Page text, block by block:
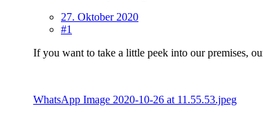
27. Oktober 2020
#1
If you want to take a little peek into our premises,
WhatsApp Image 2020-10-26 at 11.55.53.jpeg